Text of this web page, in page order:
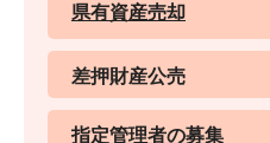
県有資産売却
差押財産公売
指定管理者の募集